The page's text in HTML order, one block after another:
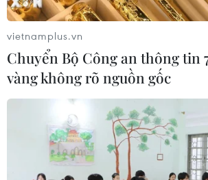
vietnamplus.vn
Chuyển Bộ Công an thông tin
vàng không rõ nguồn gốc